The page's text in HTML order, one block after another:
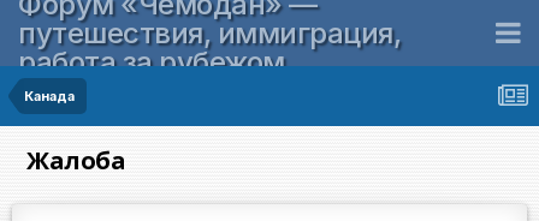
путешествия, иммиграция,
работа за рубежом
Канада
Жалоба